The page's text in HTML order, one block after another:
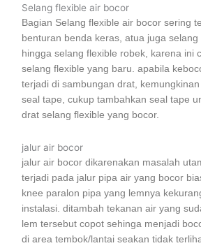
Selang flexible air bocor
Bagian Selang flexible air bocor sering
benturan benda keras, atua juga
hingga selang flexible robek, karena ini
selang flexible yang baru. apabila
terjadi di sambungan drat,
seal tape, cukup tambahkan seal tape
drat selang flexible yang bocor.
jalur air bocor
jalur air bocor dikarenakan masalah
terjadi pada jalur pipa air yang bocor
knee paralon pipa yang lemnya
instalasi. ditambah tekanan air yang
lem tersebut copot sehinga menjadi
di area tembok/lantai seakan tidak